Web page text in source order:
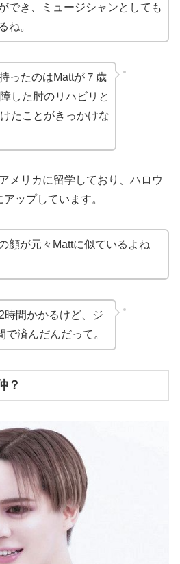
でき、ミュージシャンとしても
ね。
ったのはMattが７歳
した肘のリハビリと
たことがきっかけな
メリカに留学しており、ハロウ
ップしています。
顔が元々Mattに似ているよね
時間かかるけど、ジ
で済んだんだって。
？